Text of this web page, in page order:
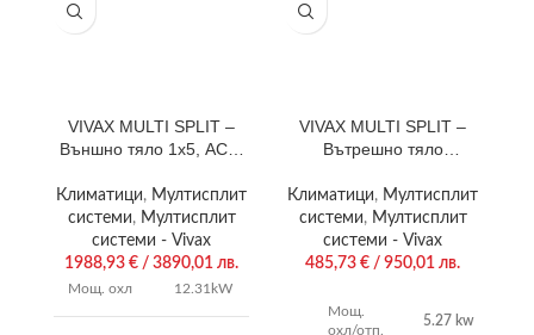
VIVAX MULTI SPLIT –
Външно тяло 1х5, ACP-
Климатици, Мултисплит
системи, Мултисплит
системи - Vivax
1988,93 € / 3890,01 лв.
Мощ. охл 12.31kW
VIVAX MULTI SPLIT –
Вътрешно тяло
18CC50AERI
Климатици, Мултисплит
системи, Мултисплит
системи - Vivax
485,73 € / 950,01 лв.
Мощ.
охл/отп.
5.27 kw